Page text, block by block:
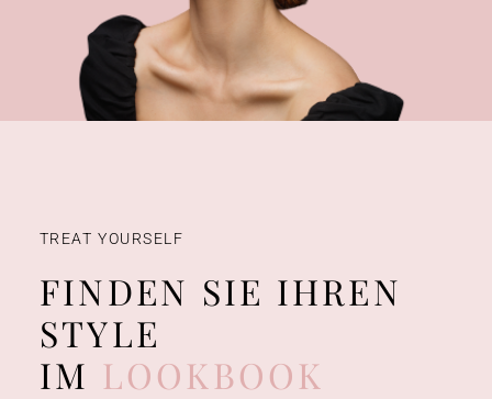
TREAT YOURSELF
FINDEN SIE IHREN
STYLE
IM LOOKBOOK